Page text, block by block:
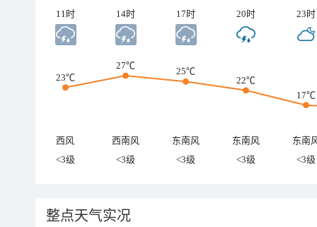
11时 14时 17时 20时 23时
23℃
27℃
25℃
22℃
17℃
西风 西南风 东南风 东南风
东南
<3级
<3级 <3级 <3级 <3级
整点天气实况